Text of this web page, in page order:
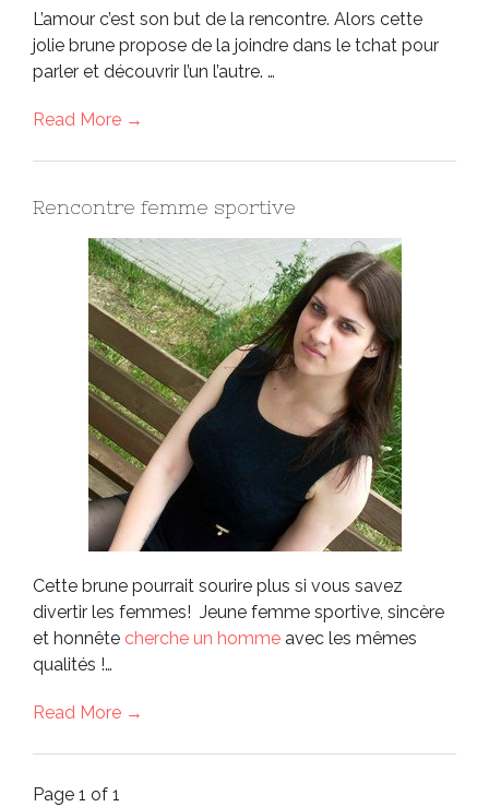
L’amour c’est son but de la rencontre. Alors cette
jolie brune propose de la joindre dans le tchat pour
parler et découvrir l’un l’autre. …
Read More →
Rencontre femme sportive
Cette brune pourrait sourire plus si vous savez
divertir les femmes! Jeune femme sportive, sincère
et honnête cherche un homme avec les mêmes
qualités !…
Read More →
Page 1 of 1